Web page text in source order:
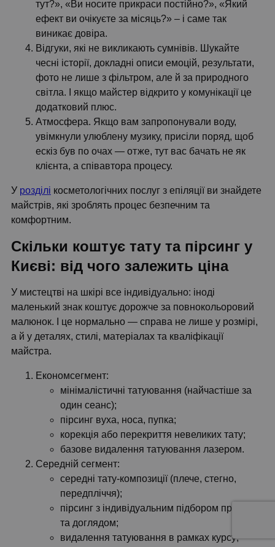
тут?», «Ви носите прикраси постійно?», «Який
ефект ви очікуєте за місяць?» – і саме так
виникає довіра.
Відгуки, які не викликають сумнівів. Шукайте
чесні історії, докладні описи емоцій, результати,
фото не лише з фільтром, але й за природного
світла. І якщо майстер відкрито у комунікації це
додатковий плюс.
Атмосфера. Якщо вам запропонували воду,
увімкнули улюблену музику, присіли поряд, щоб
ескіз був по очах — отже, тут вас бачать не як
клієнта, а співавтора процесу.
У розділі косметологічних послуг з епіляції ви знайдете
майстрів, які зроблять процес безпечним та
комфортним.
Скільки коштує тату та пірсинг у
Києві: від чого залежить ціна
У мистецтві на шкірі все індивідуально: іноді
маленький знак коштує дорожче за повнокольоровий
малюнок. І це нормально — справа не лише у розмірі,
а й у деталях, стилі, матеріалах та кваліфікації
майстра.
Економсегмент:
мінімалістичні татуювання (найчастіше за
один сеанс);
пірсинг вуха, носа, пупка;
корекція або перекриття невеликих тату;
базове видалення татуювання лазером.
Середній сегмент:
середні тату-композиції (плече, стегно,
передпліччя);
пірсинг з індивідуальним підбором прикраси
та доглядом;
видалення татуювання в рамках курсу;